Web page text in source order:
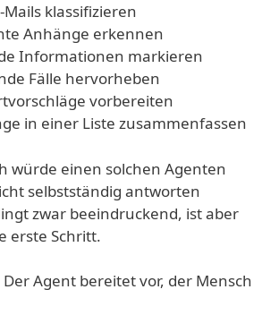
Mails klassifizieren
Anhänge erkennen
Informationen markieren
Fälle hervorheben
vorbereiten
in einer Liste zusammenfassen
würde einen solchen Agenten
selbstständig antworten
zwar beeindruckend, ist aber
erste Schritt.
Agent bereitet vor, der Mensch